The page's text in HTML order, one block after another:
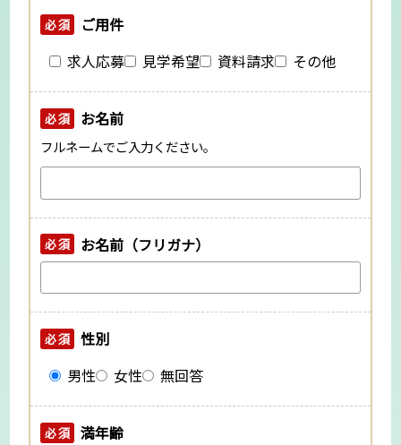
必須
ご用件
求人応募
見学希望 資料請求 その他
必須 お名前
フルネームでご入力ください。
必須 お名前（フリガナ）
必須
性別
男性
女性 無回答
必須
満年齢